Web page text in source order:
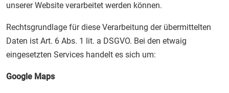
unserer Website verarbeitet werden können.
Rechtsgrundlage für diese Verarbeitung der übermittelten
Daten ist Art. 6 Abs. 1 lit. a DSGVO. Bei den etwaig
eingesetzten Services handelt es sich um:
Google Maps